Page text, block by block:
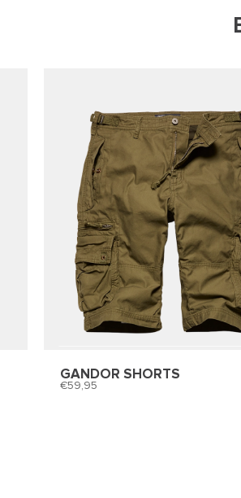
GANDOR SHORTS
59,95